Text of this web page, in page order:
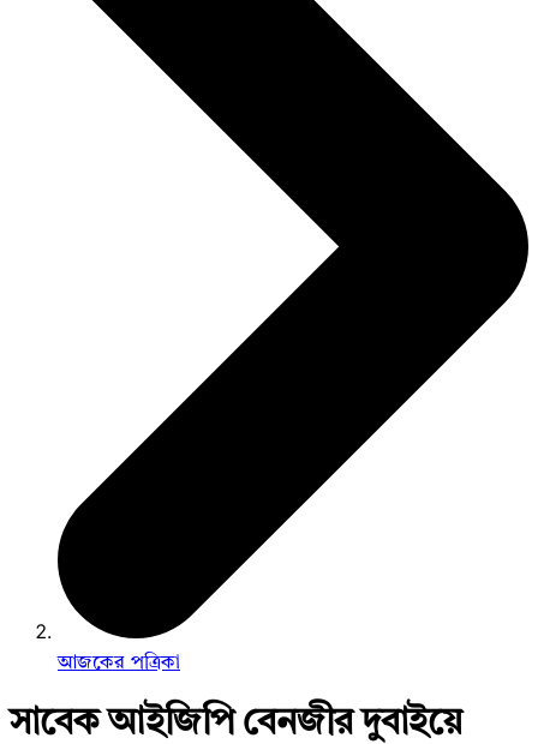
আজকের পত্রিকা
সাবেক আইজিপি বেনজীর দুবাইয়ে